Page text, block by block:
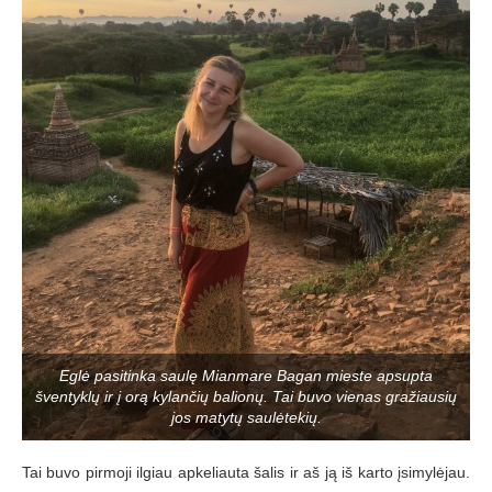
Eglė pasitinka saulę Mianmare Bagan mieste apsupta
šventyklų ir į orą kylančių balionų. Tai buvo vienas gražiausių
jos matytų saulėtekių.
Tai buvo pirmoji ilgiau apkeliauta šalis ir aš ją iš karto įsimylėjau.